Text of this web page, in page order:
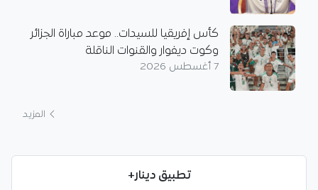
كأس إفريقيا للسيدات.. موعد مباراة الجزائر
وكوت ديفوار والقنوات الناقلة
7 أغسطس 2026
المزيد
تطبيق دينار+